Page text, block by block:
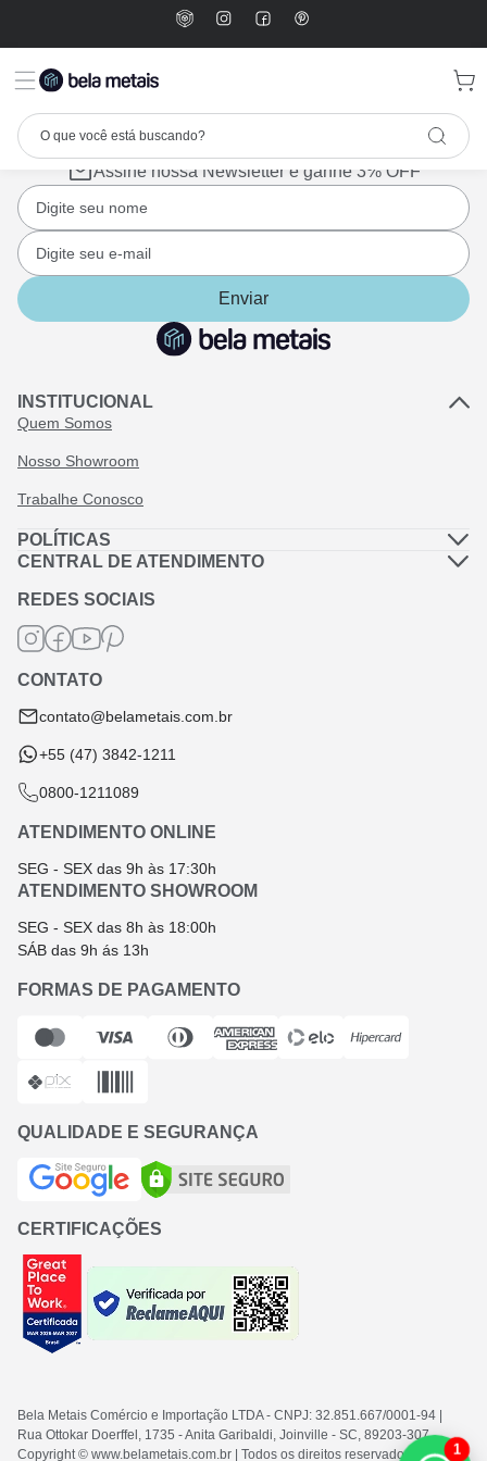
Assine nossa Newsletter e ganhe 3% OFF
Enviar
INSTITUCIONAL
Quem Somos
Nosso Showroom
Trabalhe Conosco
POLÍTICAS
Política de Privacidade
Política de Frete
Termos de Garantia
Termos e Condições
Troca e Devolução
CENTRAL DE ATENDIMENTO
Fale Conosco
REDES SOCIAIS
CONTATO
contato@belametais.com.br
+55 (47) 3842-1211
0800-1211089
ATENDIMENTO ONLINE
SEG - SEX das 9h às 17:30h
ATENDIMENTO SHOWROOM
SEG - SEX das 8h às 18:00h
SÁB das 9h ás 13h
FORMAS DE PAGAMENTO
QUALIDADE E SEGURANÇA
CERTIFICAÇÕES
Bela Metais Comércio e Importação LTDA- CNPJ: 32.851.667/0001-94
Rua Ottokar Doerffel, 1735 - Anita Garibaldi, Joinville - SC, 89203-307
Copyright © www.belametais.com.br | Todos os direitos reservados
1